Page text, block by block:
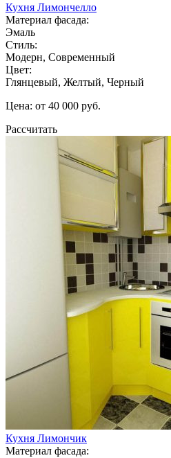
Кухня Лимончелло
Материал фасада:
Эмаль
Стиль:
Модерн, Современный
Цвет:
Глянцевый, Желтый, Черный
Цена: от 40 000 руб.
Рассчитать
Кухня Лимончик
Материал фасада: